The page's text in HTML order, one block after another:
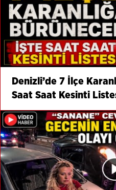
Denizli’de 7 İlçe
Saat Saat Kesinti